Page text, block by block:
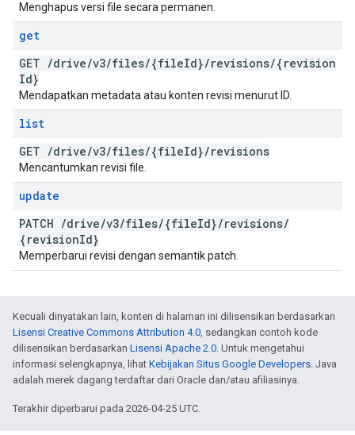
Menghapus versi file secara permanen.
get
GET /drive/v3/files/{fileId}/revisions/{revision
Id}
Mendapatkan metadata atau konten revisi menurut ID.
list
GET /drive/v3/files/{fileId}/revisions
Mencantumkan revisi file.
update
PATCH /drive/v3/files/{fileId}/revisions/
{revisionId}
Memperbarui revisi dengan semantik patch.
Kecuali dinyatakan lain, konten di halaman ini dilisensikan berdasarkan
Lisensi Creative Commons Attribution 4.0, sedangkan contoh kode
dilisensikan berdasarkan Lisensi Apache 2.0. Untuk mengetahui
informasi selengkapnya, lihat Kebijakan Situs Google Developers. Java
adalah merek dagang terdaftar dari Oracle dan/atau afiliasinya.
Terakhir diperbarui pada 2026-04-25 UTC.